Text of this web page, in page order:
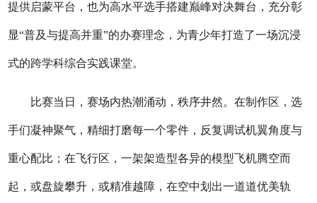
提供启蒙平台，也为高水平选手搭建巅峰对决舞台，充分彰
显“普及与提高并重”的办赛理念，为青少年打造了一场沉浸
式的跨学科综合实践课堂。
比赛当日，赛场内热潮涌动，秩序井然。在制作区，选
手们凝神聚气，精细打磨每一个零件，反复调试机翼角度与
重心配比；在飞行区，一架架造型各异的模型飞机腾空而
起，或盘旋攀升，或精准越障，在空中划出一道道优美轨